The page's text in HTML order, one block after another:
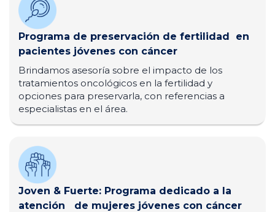
Programa de preservación de fertilidad en
pacientes jóvenes con cáncer
Brindamos asesoría sobre el impacto de los
tratamientos oncológicos en la fertilidad y
opciones para preservarla, con referencias a
especialistas en el área.
Joven & Fuerte: Programa dedicado a la
atención de mujeres jóvenes con cáncer